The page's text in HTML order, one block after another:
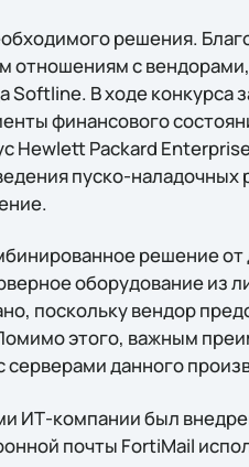
решения.
отношениям с
В ходе конкурса
финансового
Hewlett Packard
пуско-наладочных
решение от
оборудование из
поскольку вендор
этого, важным
данного
ИТ-компании был
почты FortiMail